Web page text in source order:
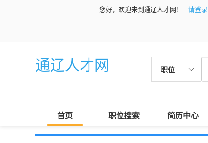
您好，欢迎来到通辽人才网！
请登录
通辽人才网 职位
首页 职位搜索 简历中心